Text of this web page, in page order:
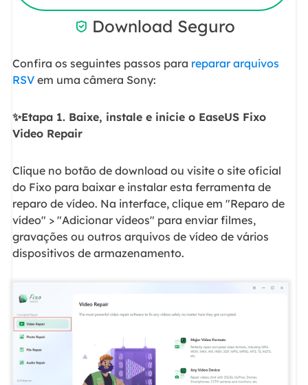
 Download Seguro
Confira os seguintes passos para reparar arquivos
RSVem uma câmera Sony:
✨Etapa 1. Baixe, instale e inicie o EaseUS Fixo
Video Repair
Clique no botão de download ou visite o site oficial
do Fixo para baixar e instalar esta ferramenta de
reparo de vídeo. Na interface, clique em "Reparo de
vídeo" > "Adicionar vídeos" para enviar filmes,
gravações ou outros arquivos de vídeo de vários
dispositivos de armazenamento.